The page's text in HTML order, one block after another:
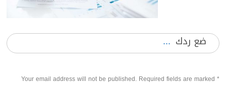
ضع ردك
Your email address will not be published. Required fields are marked *